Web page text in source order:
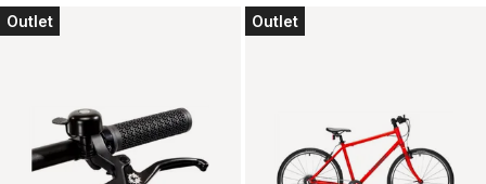
Outlet Outlet